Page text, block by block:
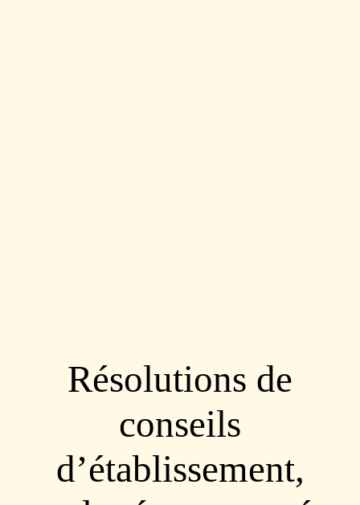
Résolutions de
conseils
d’établissement,